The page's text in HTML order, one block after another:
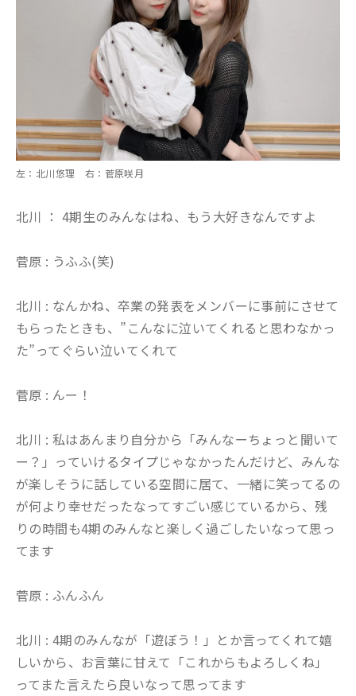
左：北川悠理 右：菅原咲月
北川 ： 4期生のみんなはね、もう大好きなんですよ
菅原 : うふふ(笑)
北川 : なんかね、卒業の発表をメンバーに事前にさせて
もらったときも、”こんなに泣いてくれると思わなかっ
た”ってぐらい泣いてくれて
菅原 : んー！
北川 : 私はあんまり自分から「みんなーちょっと聞いて
ー？」っていけるタイプじゃなかったんだけど、みんな
が楽しそうに話している空間に居て、一緒に笑ってるの
が何より幸せだったなってすごい感じているから、残
りの時間も4期のみんなと楽しく過ごしたいなって思っ
てます
菅原 : ふんふん
北川 : 4期のみんなが「遊ぼう！」とか言ってくれて嬉
しいから、お言葉に甘えて「これからもよろしくね」
ってまた言えたら良いなって思ってます